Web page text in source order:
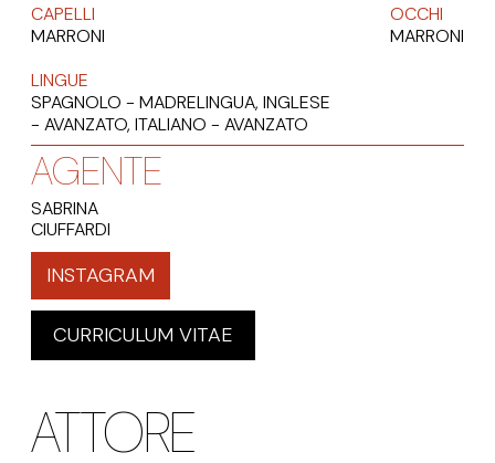
CAPELLI
MARRONI
OCCHI
MARRONI
LINGUE
SPAGNOLO - MADRELINGUA, INGLESE
- AVANZATO, ITALIANO - AVANZATO
AGENTE
SABRINA
CIUFFARDI
INSTAGRAM
CURRICULUM VITAE
ATTORE